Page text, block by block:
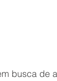
busca de